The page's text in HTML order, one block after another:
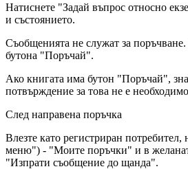
Натиснете "Задай въпрос относно
и състоянието.
Съобщенията не служат за поръчване.
бутона "Поръчай".
Ако книгата има бутон "Поръчай",
потвърждение за това не е
След направена поръчка
Влезте като регистриран
меню") - "Моите поръчки" и в
"Изпрати съобщение до щанда".